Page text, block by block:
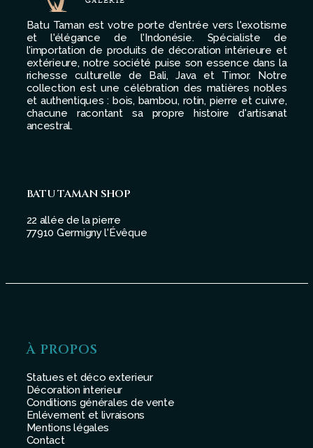
Batu Taman est votre porte d'entrée vers l'exotisme
et l'élégance de l'Indonésie. Spécialiste de
l'importation de produits de décoration intérieure et
extérieure, notre société puise son essence dans la
richesse culturelle de Bali, Java et Timor. Notre
collection est une célébration des matières nobles
et authentiques : bois, bambou, rotin, pierre et cuivre,
chacune racontant sa propre histoire d'artisanat
ancestral.
BATU TAMAN SHOP
22 allée de la pierre
77910 Germigny l'Évêque
À PROPOS
Statues et déco exterieur
Décoration interieur
Conditions générales de vente
Enlévement et livraisons
Mentions légales
Contact